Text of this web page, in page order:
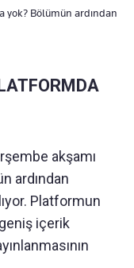
yok? Bölümün ardından
akşamı
ardından
Platformun
içerik